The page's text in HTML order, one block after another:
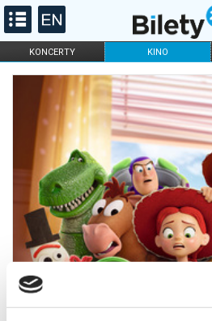
KONCERTY KINO
FILHARMONIA OPERA I BALET
ONLINE